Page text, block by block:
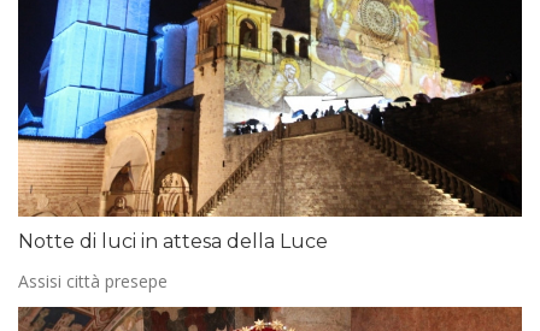
Notte di luci in attesa della Luce
Assisi città presepe